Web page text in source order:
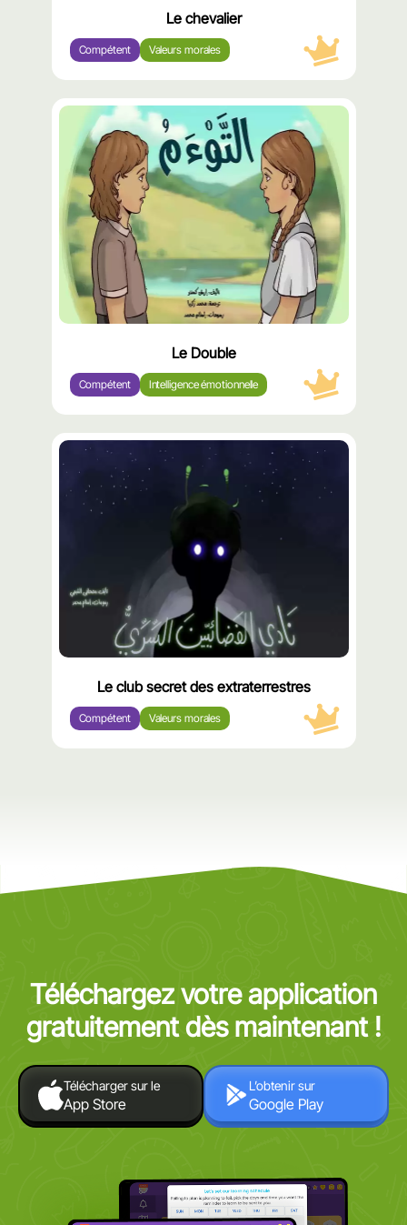
Le chevalier
Compétent Valeurs morales
محتوى
مميّز
Le Double
Compétent Intelligence émotionnelle
محتوى
مميّز
Le club secret des extraterrestres
Compétent Valeurs morales
Téléchargez votre application
gratuitement dès maintenant !
Télécharger sur le
App Store
L’obtenir sur
Google Play